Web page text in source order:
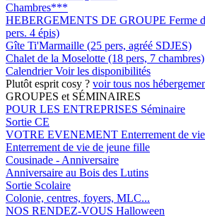
Chambres***
HEBERGEMENTS DE GROUPE Ferme
pers. 4 épis)
Gîte Ti'Marmaille (25 pers, agréé SDJES)
Chalet de la Moselotte (18 pers, 7 chambres)
CalendrierVoir les disponibilités
Plutôt esprit cosy ? voir tous nos
GROUPES et SÉMINAIRES
POUR LES ENTREPRISES Séminaire
Sortie CE
VOTRE EVENEMENT Enterrement de
Enterrement de vie de jeune fille
Cousinade - Anniversaire
Anniversaire au Bois des Lutins
Sortie Scolaire
Colonie, centres, foyers, MLC...
NOS RENDEZ-VOUS Halloween